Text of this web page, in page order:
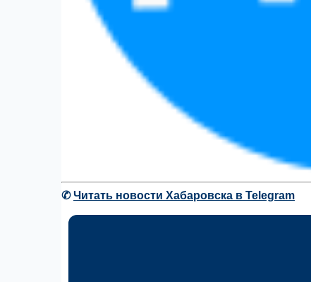
✆Читать новости Хабаровска в Telegram